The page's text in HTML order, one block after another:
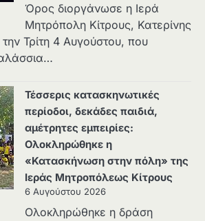
Όρος διοργάνωσε η Ιερά
Μητρόπολη Κίτρους, Κατερίνης
Τρίτη 4 Αυγούστου, που
Τέσσερις κατασκηνωτικές
περίοδοι, δεκάδες παιδιά,
αμέτρητες εμπειρίες:
Ολοκληρώθηκε η
«Κατασκήνωση στην πόλη» της
Ιεράς Μητροπόλεως Κίτρους
6 Αυγούστου 2026
Ολοκληρώθηκε η δράση